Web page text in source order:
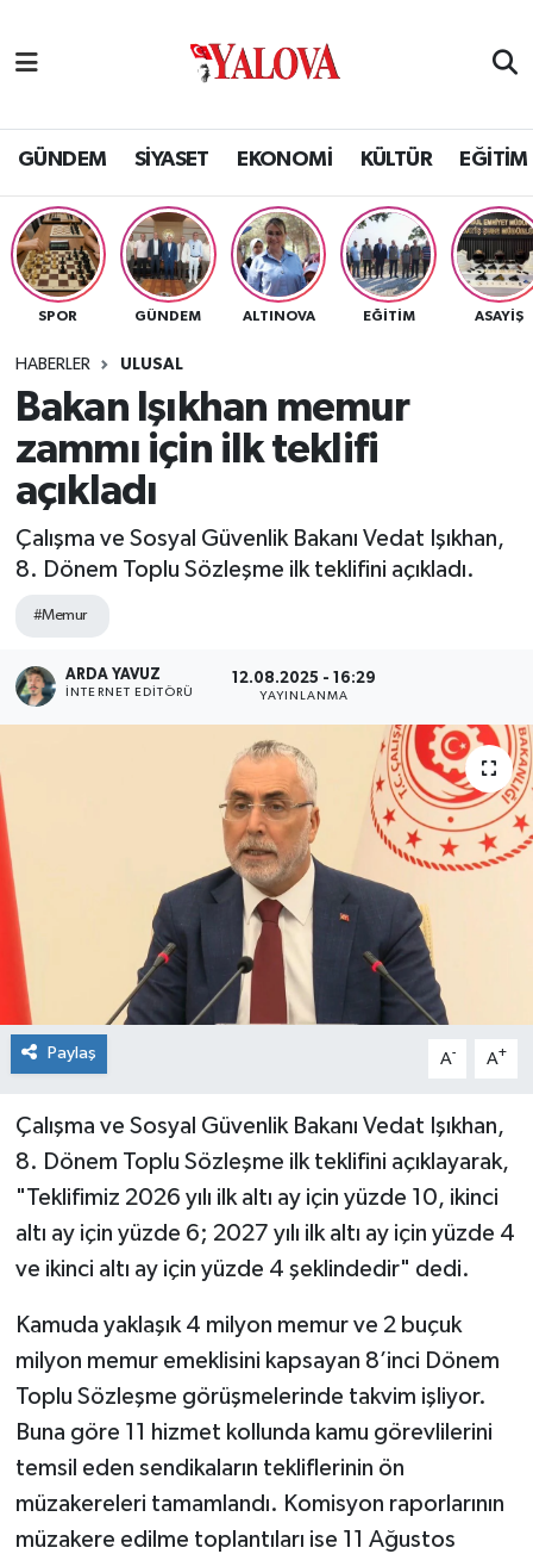
GÜNDEM SİYASET EKONOMİ KÜLTÜR EĞİTİM
SPOR GÜNDEM ALTINOVA EĞİTİM ASAYİŞ
HABERLER ULUSAL
Bakan Işıkhan memur
zammı için ilk teklifi
açıkladı
Çalışma ve Sosyal Güvenlik Bakanı Vedat Işıkhan,
8. Dönem Toplu Sözleşme ilk teklifini açıkladı.
#Memur
ARDA YAVUZ
İNTERNET EDITÖRÜ
12.08.2025 - 16:29
YAYINLANMA
Paylaş A- A+
Çalışma ve Sosyal Güvenlik Bakanı Vedat Işıkhan,
8. Dönem Toplu Sözleşme ilk teklifini açıklayarak,
"Teklifimiz 2026 yılı ilk altı ay için yüzde 10, ikinci
altı ay için yüzde 6; 2027 yılı ilk altı ay için yüzde 4
ve ikinci altı ay için yüzde 4 şeklindedir" dedi.
Kamuda yaklaşık 4 milyon memur ve 2 buçuk
milyon memur emeklisini kapsayan 8’inci Dönem
Toplu Sözleşme görüşmelerinde takvim işliyor.
Buna göre 11 hizmet kollunda kamu görevlilerini
temsil eden sendikaların tekliflerinin ön
müzakereleri tamamlandı. Komisyon raporlarının
müzakere edilme toplantıları ise 11 Ağustos
SİYASET
EKONOMİ
KÜLTÜR
BİLİM VE TEKNOLOJİ
ASAYİŞ
SPOR
İLÇELERİMİZ
Yalova Nöbetçi Eczaneler
Yalova Hava Durumu
Yalova Namaz Vakitleri
Yalova Trafik Yoğunluk Haritası
Tüm Manşetler
Son Dakika Haberleri